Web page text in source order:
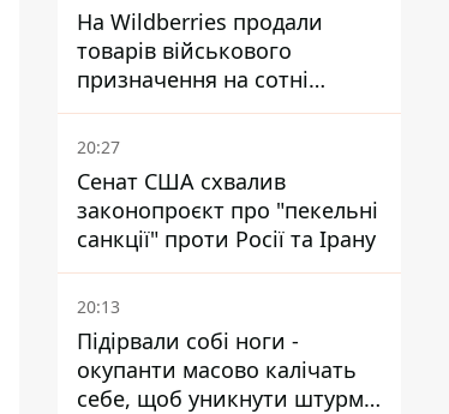
На Wildberries продали
товарів військового
призначення на сотні
мільйонів, але удари ЗСУ
змінили ситуацію
20:27
Сенат США схвалив
законопроєкт про "пекельні
санкції" проти Росії та Ірану
20:13
Підірвали собі ноги -
окупанти масово калічать
себе, щоб уникнути штурмів